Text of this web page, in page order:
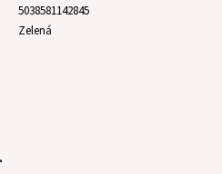
5038581142845
Zelená